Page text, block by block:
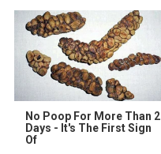
No Poop For More Than 2
Days - It's The First Sign
Of